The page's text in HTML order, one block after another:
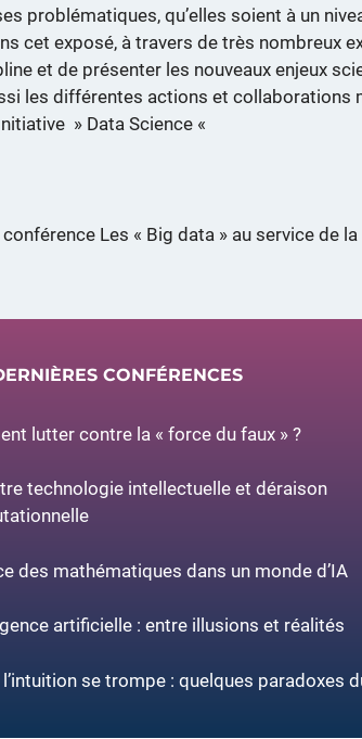
problématiques, qu’elles soient à un
cet exposé, à travers de très nombreux
et de présenter les nouveaux enjeux
les différentes actions et collaborations
» Data Science «
Les « Big data » au service de
CONFÉRENCES
lutter contre la « force du faux » ?
technologie intellectuelle et déraison
des mathématiques dans un monde d’IA
artificielle : entre illusions et réalités
l’intuition se trompe : quelques paradoxes